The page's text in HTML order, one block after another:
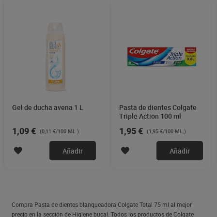
dentífrico con flúor no antibacteriano
Gel de ducha avena 1 L
1,09 € (0,11 €/100 ML.)
Añadir
Pasta de dientes Colgate
Triple Action 100 ml
1,95 € (1,95 €/100 ML.)
Añadir
Compra Pasta de dientes blanqueadora Colgate Total 75 ml al mejor
precio en la sección de Higiene bucal. Todos los productos de Colgate